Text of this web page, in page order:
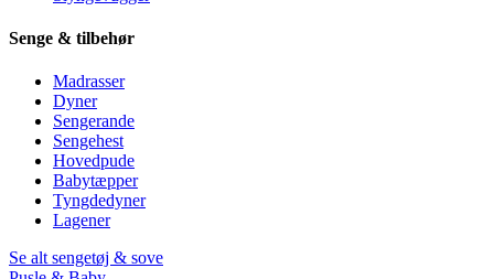
Senge & tilbehør
Madrasser
Dyner
Sengerande
Sengehest
Hovedpude
Babytæpper
Tyngdedyner
Lagener
Se alt sengetøj & sove